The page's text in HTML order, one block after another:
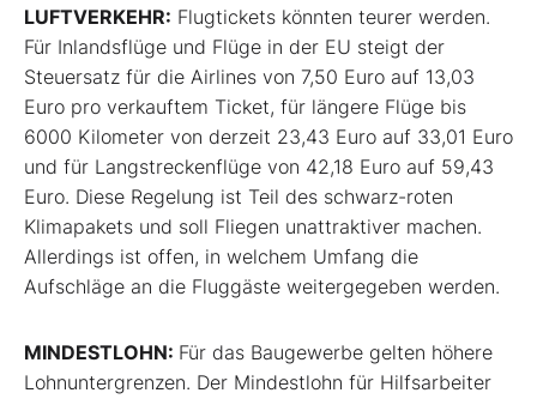
LUFTVERKEHR: Flugtickets könnten teurer werden.
Für Inlandsflüge und Flüge in der EU steigt der
Steuersatz für die Airlines von 7,50 Euro auf 13,03
Euro pro verkauftem Ticket, für längere Flüge bis
6000 Kilometer von derzeit 23,43 Euro auf 33,01 Euro
und für Langstreckenflüge von 42,18 Euro auf 59,43
Euro. Diese Regelung ist Teil des schwarz-roten
Klimapakets und soll Fliegen unattraktiver machen.
Allerdings ist offen, in welchem Umfang die
Aufschläge an die Fluggäste weitergegeben werden.
MINDESTLOHN: Für das Baugewerbe gelten höhere
Lohnuntergrenzen. Der Mindestlohn für Hilfsarbeiter